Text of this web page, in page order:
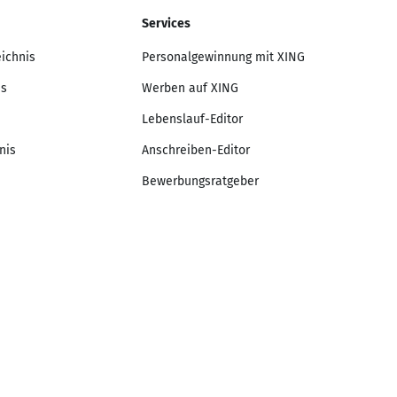
Services
Personalgewinnung mit XING
Werben auf XING
Lebenslauf-Editor
Anschreiben-Editor
Bewerbungsratgeber